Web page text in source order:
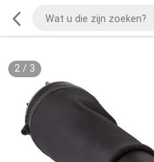
2/ 3